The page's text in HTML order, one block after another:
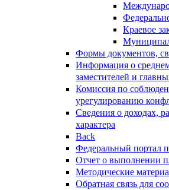
Краевое
Формы документов,
Информация о
заместителей и
Комиссия по
урегулированию
Сведения о доходах,
характера
Back
Федеральный портал
Отчет о выполнении
Методические
Обратная связь для